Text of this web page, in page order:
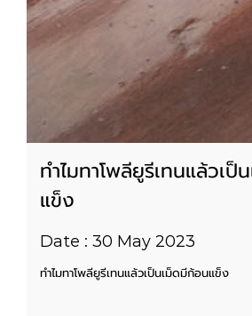
ทำไมทาโพลียูรีเทนแล้วเป็
แข็ง
Date : 30 May 2023
ทำไมทาโพลียูรีเทนแล้วเป็นเม็ดมีก้อนแข็ง